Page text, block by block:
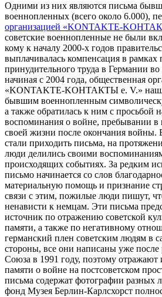
Одними из них являются письма
военнопленных (всего около 6.000),
организацией «KONTAKTE-
советские военнопленные не были
кому к началу 2000-х годов
выплачивалась компенсация в
принудительного труда в Германии
начиная с 2004 года, общественная
«KONTAKTE-KОНТАКТЫ e. V.»
бывшим военнопленным
а также обратилась к ним с просьбой
воспоминания о войне, пребывании в
своей жизни после окончания войны.
стали приходить письма, на
люди делились своими
происходящих событиях. За редким
письмо начинается со слов
материальную помощь и признание
связи с этим, пожилые люди пишут,
ненависти к немцам. Эти письма
источник по отражению советской
памяти, а также по негативному
германский плен советским людям в
стороны, все они написаны уже после
Союза в 1991 году, поэтому
памяти о войне на постсоветском
письма содержат фотографии разных
фонд Музея Берлин-Карлсхорст